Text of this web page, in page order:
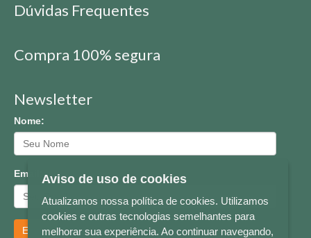
Dúvidas Frequentes
Compra 100% segura
Newsletter
Nome:
Email:
Enviar
Aviso de uso de cookies
Atualizamos nossa política de cookies. Utilizamos
cookies e outras tecnologias semelhantes para
melhorar sua experiência. Ao continuar navegando,